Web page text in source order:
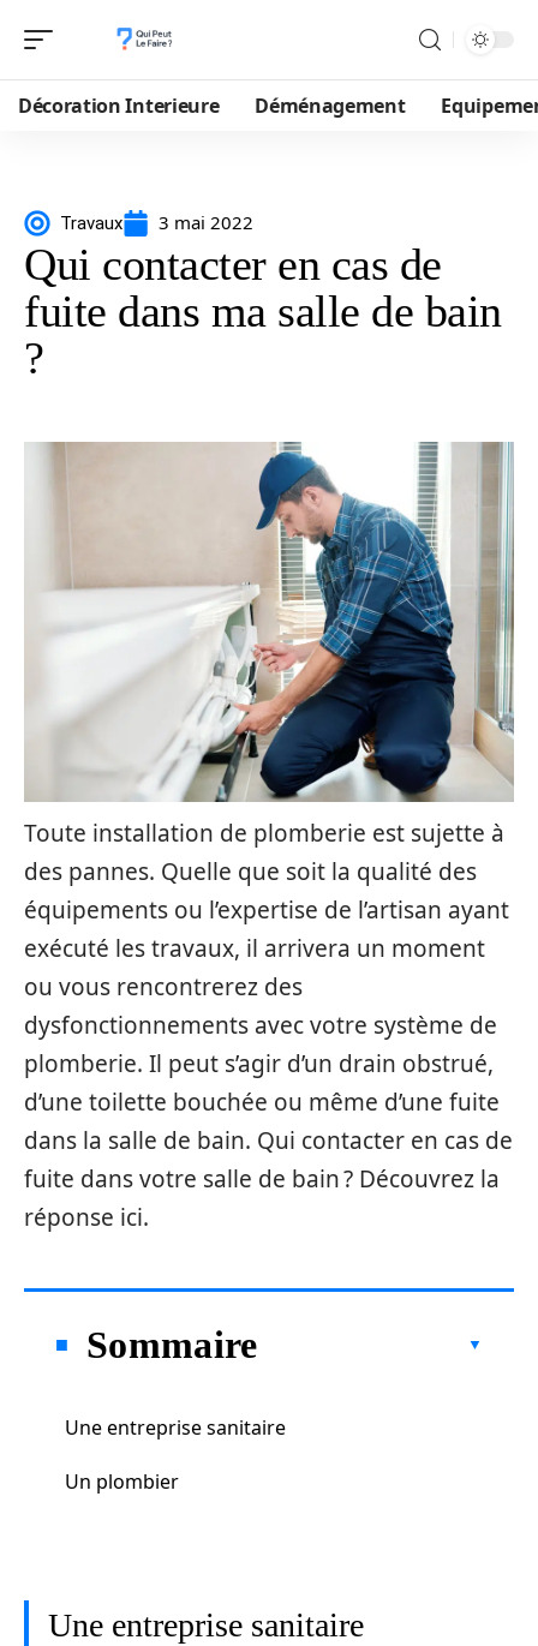
Décoration Interieure Déménagement
Travaux 3 mai 2022
Qui contacter en cas de
fuite dans ma salle de bain
?
Toute installation de plomberie est sujette à
des pannes. Quelle que soit la qualité des
équipements ou l’expertise de l’artisan ayant
exécuté les travaux, il arrivera un moment
ou vous rencontrerez des
dysfonctionnements avec votre système de
plomberie. Il peut s’agir d’un drain obstrué,
d’une toilette bouchée ou même d’une fuite
dans la salle de bain. Qui contacter en cas de
fuite dans votre salle de bain ? Découvrez la
réponse ici.
Sommaire
Une entreprise sanitaire
Un plombier
Une entreprise sanitaire